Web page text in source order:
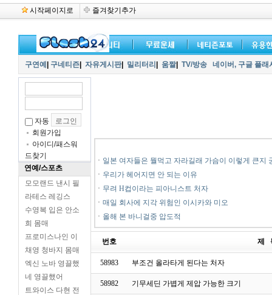
시작페이지로 즐겨찾기추가
구연예 구네티즌 자유게시판| 밀리터리 움짤| TV/방송 네이버, 구글 플
자동
회원가입
아이디/패스워
드찾기
연예/스포츠
모모랜드 낸시 필
라테스 레깅스
수영복 입은 안소
희 몸매
프로미스나인 이
채영 청바지 몸매
엑신 노바 영끌했
네 영끌했어
트와이스 다현 전
ㆍ 일본 여자들은 뭘먹고 자라길래 가슴이 이렇게 큰지
ㆍ 우리가 헤어지면 안 되는 이유
ㆍ 무려 H컵이라는 피아니스트 처자
ㆍ 매일 회사에 지각 위험인 이시카와 미오
ㆍ 올해 본 바니걸중 압도적
번호 제
58983 부조건 올라타게 된다는 처자
58982 기무세딘 가볍게 제압 가능한 크기